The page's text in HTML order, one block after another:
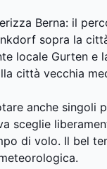
Berna: il
sopra la
locale Gurten e
città vecchia
anche singoli
sceglie
di volo. Il bel